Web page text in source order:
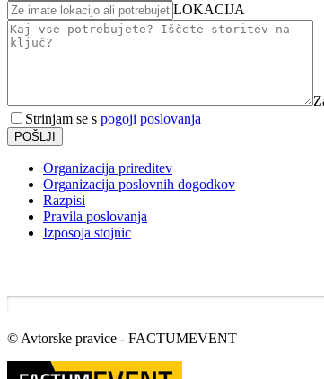
LOKACIJA
Strinjam se s pogoji poslovanja
POŠLJI
Organizacija prireditev
Organizacija poslovnih dogodkov
Razpisi
Pravila poslovanja
Izposoja stojnic
© Avtorske pravice - FACTUMEVENT